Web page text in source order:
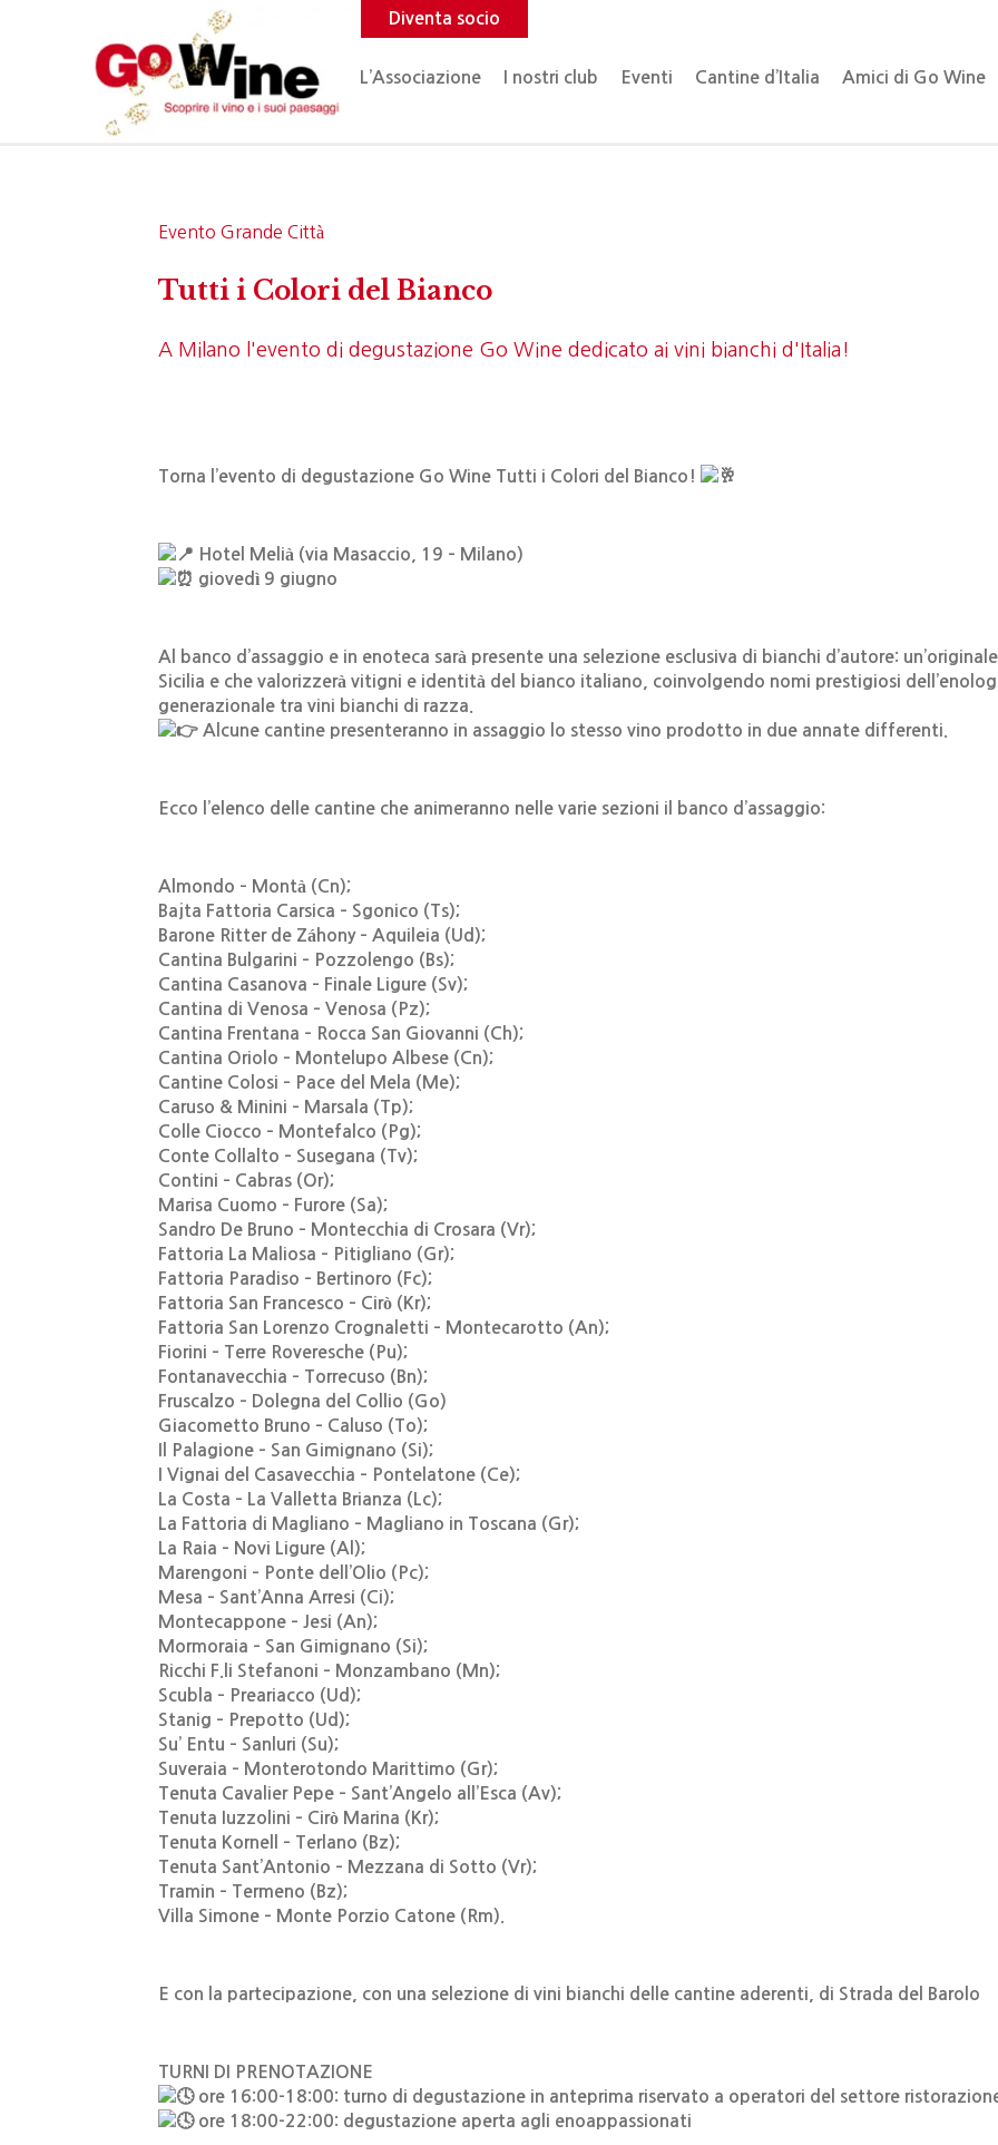
Diventa socio
L’Associazione I nostri club Eventi Cantine d’Italia Amici di Go Wine
Evento Grande Città
Tutti i Colori del Bianco
A Milano l'evento di degustazione Go Wine dedicato ai vini bianchi d'Italia!
Torna l’evento di degustazione Go Wine Tutti i Colori del Bianco!
Hotel Melià (via Masaccio, 19 – Milano)
giovedì 9 giugno
Al banco d’assaggio e in enoteca sarà presente una selezione esclusiva di bianchi d’autore:
Sicilia e che valorizzerà vitigni e identità del bianco italiano, coinvolgendo nomi prestigiosi
generazionale tra vini bianchi di razza.
Alcune cantine presenteranno in assaggio lo stesso vino prodotto in due annate differenti.
Ecco l’elenco delle cantine che animeranno nelle varie sezioni il banco d’assaggio:
Almondo – Montà (Cn);
Bajta Fattoria Carsica – Sgonico (Ts);
Barone Ritter de Záhony – Aquileia (Ud);
Cantina Bulgarini – Pozzolengo (Bs);
Cantina Casanova – Finale Ligure (Sv);
Cantina di Venosa – Venosa (Pz);
Cantina Frentana – Rocca San Giovanni (Ch);
Cantina Oriolo – Montelupo Albese (Cn);
Cantine Colosi – Pace del Mela (Me);
Caruso & Minini – Marsala (Tp);
Colle Ciocco – Montefalco (Pg);
Conte Collalto – Susegana (Tv);
Contini – Cabras (Or);
Marisa Cuomo – Furore (Sa);
Sandro De Bruno – Montecchia di Crosara (Vr);
Fattoria La Maliosa – Pitigliano (Gr);
Fattoria Paradiso – Bertinoro (Fc);
Fattoria San Francesco – Cirò (Kr);
Fattoria San Lorenzo Crognaletti – Montecarotto (An);
Fiorini – Terre Roveresche (Pu);
Fontanavecchia – Torrecuso (Bn);
Fruscalzo – Dolegna del Collio (Go)
Giacometto Bruno – Caluso (To);
Il Palagione – San Gimignano (Si);
I Vignai del Casavecchia – Pontelatone (Ce);
La Costa – La Valletta Brianza (Lc);
La Fattoria di Magliano – Magliano in Toscana (Gr);
La Raia – Novi Ligure (Al);
Marengoni – Ponte dell’Olio (Pc);
Mesa – Sant’Anna Arresi (Ci);
Montecappone – Jesi (An);
Mormoraia – San Gimignano (Si);
Ricchi F.li Stefanoni – Monzambano (Mn);
Scubla – Preariacco (Ud);
Stanig – Prepotto (Ud);
Su’ Entu – Sanluri (Su);
Suveraia – Monterotondo Marittimo (Gr);
Tenuta Cavalier Pepe – Sant’Angelo all’Esca (Av);
Tenuta Iuzzolini – Cirò Marina (Kr);
Tenuta Kornell – Terlano (Bz);
Tenuta Sant’Antonio – Mezzana di Sotto (Vr);
Tramin – Termeno (Bz);
Villa Simone – Monte Porzio Catone (Rm).
E con la partecipazione, con una selezione di vini bianchi delle cantine aderenti, di Strada del Barolo
TURNI DI PRENOTAZIONE
ore 16:00-18:00: turno di degustazione in anteprima riservato a operatori del settore
ore 18:00-22:00: degustazione aperta agli enoappassionati